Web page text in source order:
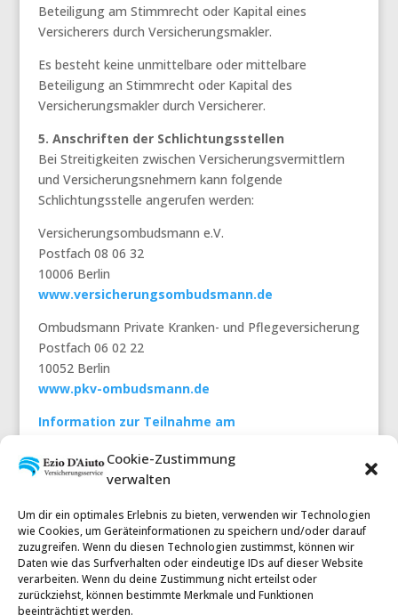
Cookie-Zustimmung
verwalten
Um dir ein optimales Erlebnis zu bieten, verwenden wir Technologien
wie Cookies, um Geräteinformationen zu speichern und/oder darauf
zuzugreifen. Wenn du diesen Technologien zustimmst, können wir
Daten wie das Surfverhalten oder eindeutige IDs auf dieser Website
verarbeiten. Wenn du deine Zustimmung nicht erteilst oder
zurückziehst, können bestimmte Merkmale und Funktionen
beeinträchtigt werden.
Beteiligung am Stimmrecht oder Kapital eines
Versicherers durch Versicherungsmakler.
Es besteht keine unmittelbare oder mittelbare
Beteiligung an Stimmrecht oder Kapital des
Versicherungsmakler durch Versicherer.
5. Anschriften der Schlichtungsstellen
Bei Streitigkeiten zwischen Versicherungsvermittlern
und Versicherungsnehmern kann folgende
Schlichtungsstelle angerufen werden:
Versicherungsombudsmann e.V.
Postfach 08 06 32
10006 Berlin
www.versicherungsombudsmann.de
Ombudsmann Private Kranken- und Pflegeversicherung
Postfach 06 02 22
10052 Berlin
www.pkv-ombudsmann.de
Information zur Teilnahme am
Verbraucherstreitbeilegungsgesetz
Streitbeilegungsverfahren vor den vorgenannten
Verbraucherschlichtungsstellen teil.